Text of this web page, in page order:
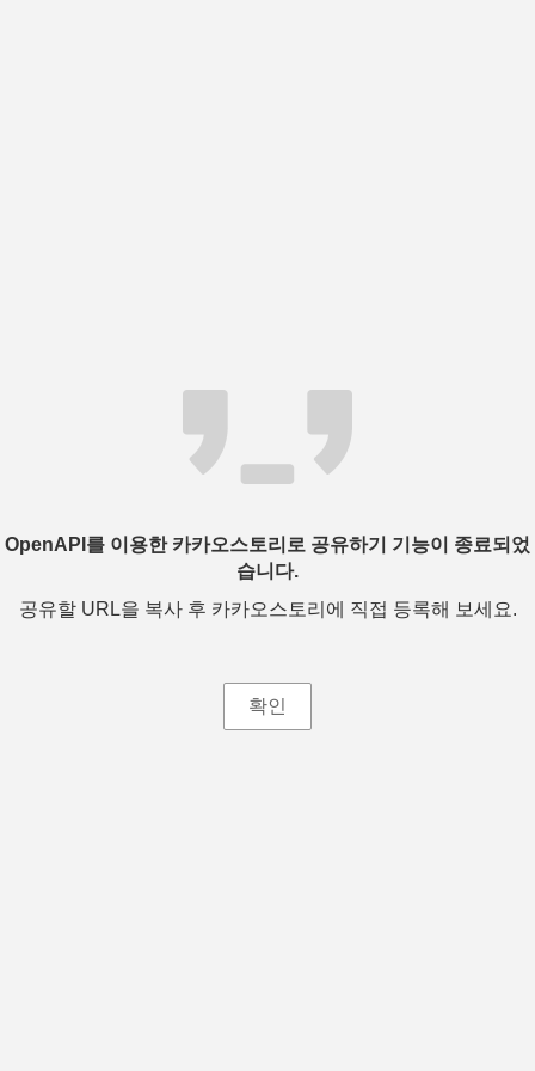
OpenAPI를 이용한 카카오스토리로 공유하기 기능이 종료되었
습니다.
공유할 URL을 복사 후 카카오스토리에 직접 등록해 보세요.
확인